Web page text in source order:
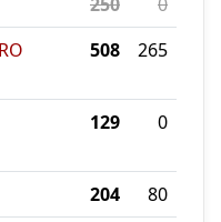
508 265
129 0
204
80